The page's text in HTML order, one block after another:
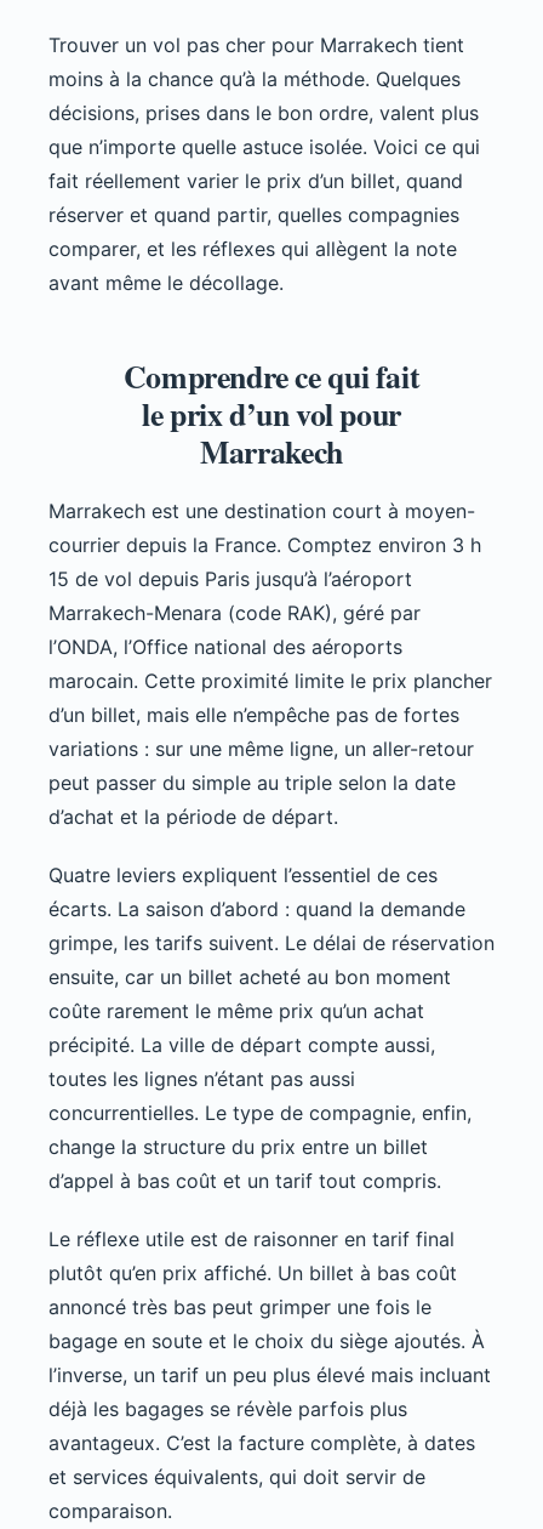
Trouver un vol pas cher pour Marrakech tient
moins à la chance qu’à la méthode. Quelques
décisions, prises dans le bon ordre, valent plus
que n’importe quelle astuce isolée. Voici ce qui
fait réellement varier le prix d’un billet, quand
réserver et quand partir, quelles compagnies
comparer, et les réflexes qui allègent la note
avant même le décollage.
Comprendre ce qui fait
le prix d’un vol pour
Marrakech
Marrakech est une destination court à moyen-
courrier depuis la France. Comptez environ 3 h
15 de vol depuis Paris jusqu’à l’aéroport
Marrakech-Menara (code RAK), géré par
l’ONDA, l’Office national des aéroports
marocain. Cette proximité limite le prix plancher
d’un billet, mais elle n’empêche pas de fortes
variations : sur une même ligne, un aller-retour
peut passer du simple au triple selon la date
d’achat et la période de départ.
Quatre leviers expliquent l’essentiel de ces
écarts. La saison d’abord : quand la demande
grimpe, les tarifs suivent. Le délai de réservation
ensuite, car un billet acheté au bon moment
coûte rarement le même prix qu’un achat
précipité. La ville de départ compte aussi,
toutes les lignes n’étant pas aussi
concurrentielles. Le type de compagnie, enfin,
change la structure du prix entre un billet
d’appel à bas coût et un tarif tout compris.
Le réflexe utile est de raisonner en tarif final
plutôt qu’en prix affiché. Un billet à bas coût
annoncé très bas peut grimper une fois le
bagage en soute et le choix du siège ajoutés. À
l’inverse, un tarif un peu plus élevé mais incluant
déjà les bagages se révèle parfois plus
avantageux. C’est la facture complète, à dates
et services équivalents, qui doit servir de
comparaison.